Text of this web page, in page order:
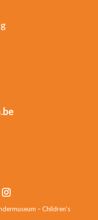
– Children’s